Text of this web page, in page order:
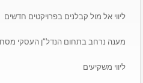
ליווי אל מול קבלנים בפרויקטים חדשים
מענה נרחב בתחום הנדל”ן העסקי
ליווי משקיעים